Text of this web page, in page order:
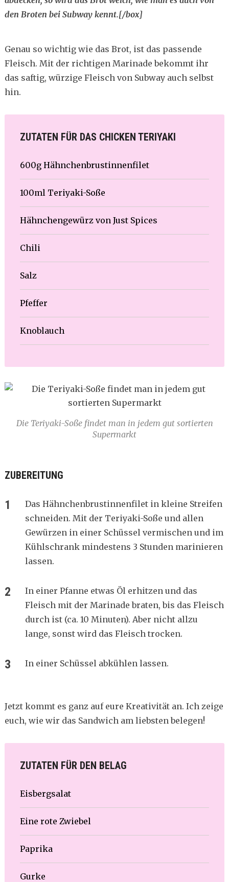
den Broten bei Subway kennt.[/box]
Genau so wichtig wie das Brot, ist das passende
Fleisch. Mit der richtigen Marinade bekommt ihr
das saftig, würzige Fleisch von Subway auch selbst
hin.
ZUTATEN FÜR DAS CHICKEN TERIYAKI
600g Hähnchenbrustinnenfilet
100ml Teriyaki-Soße
Hähnchengewürz von Just Spices
Chili
Salz
Pfeffer
Knoblauch
Die Teriyaki-Soße findet man in jedem gut sortierten
Supermarkt
ZUBEREITUNG
Das Hähnchenbrustinnenfilet in kleine Streifen
schneiden. Mit der Teriyaki-Soße und allen
Gewürzen in einer Schüssel vermischen und im
Kühlschrank mindestens 3 Stunden marinieren
lassen.
In einer Pfanne etwas Öl erhitzen und das
Fleisch mit der Marinade braten, bis das Fleisch
durch ist (ca. 10 Minuten). Aber nicht allzu
lange, sonst wird das Fleisch trocken.
In einer Schüssel abkühlen lassen.
Jetzt kommt es ganz auf eure Kreativität an. Ich zeige
euch, wie wir das Sandwich am liebsten belegen!
ZUTATEN FÜR DEN BELAG
Eisbergsalat
Eine rote Zwiebel
Paprika
Gurke